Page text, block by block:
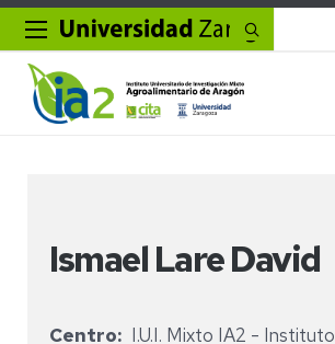
Ismael Lare David
Centro
I.U.I. Mixto IA2 - Instituto